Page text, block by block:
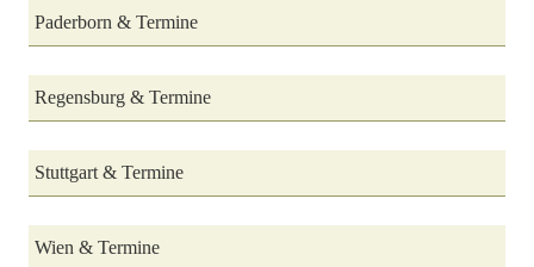
Paderborn & Termine
Regensburg & Termine
Stuttgart & Termine
Wien & Termine